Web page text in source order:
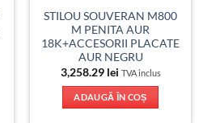
STILOU SOUVERAN M800
M PENITA AUR
18K+ACCESORII PLACATE
AUR NEGRU
3,258.29 lei TVA inclus
ADAUGĂ ÎN COȘ